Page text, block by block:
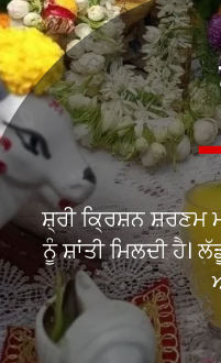
ਸ਼੍ਰੀ ਕ੍ਰਿਸ਼ਨ ਸ਼ਰਣਮ
ਨੂੰ ਸ਼ਾਂਤੀ ਮਿਲਦੀ ਹੈ।